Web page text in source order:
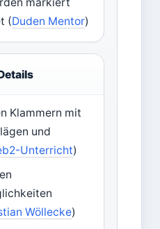
(Duden Mentor)
Klammern mit
und
Unterricht)
Wöllecke)